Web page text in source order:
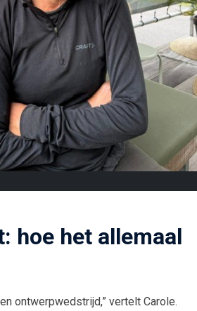
hoe het allemaal
ontwerpwedstrijd,” vertelt Carole.